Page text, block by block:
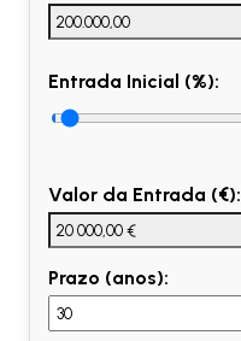
Entrada Inicial (%):
Valor da Entrada (€):
Prazo (anos):